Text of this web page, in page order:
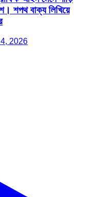
শপথ বাক্য লিখিয়ে
2026